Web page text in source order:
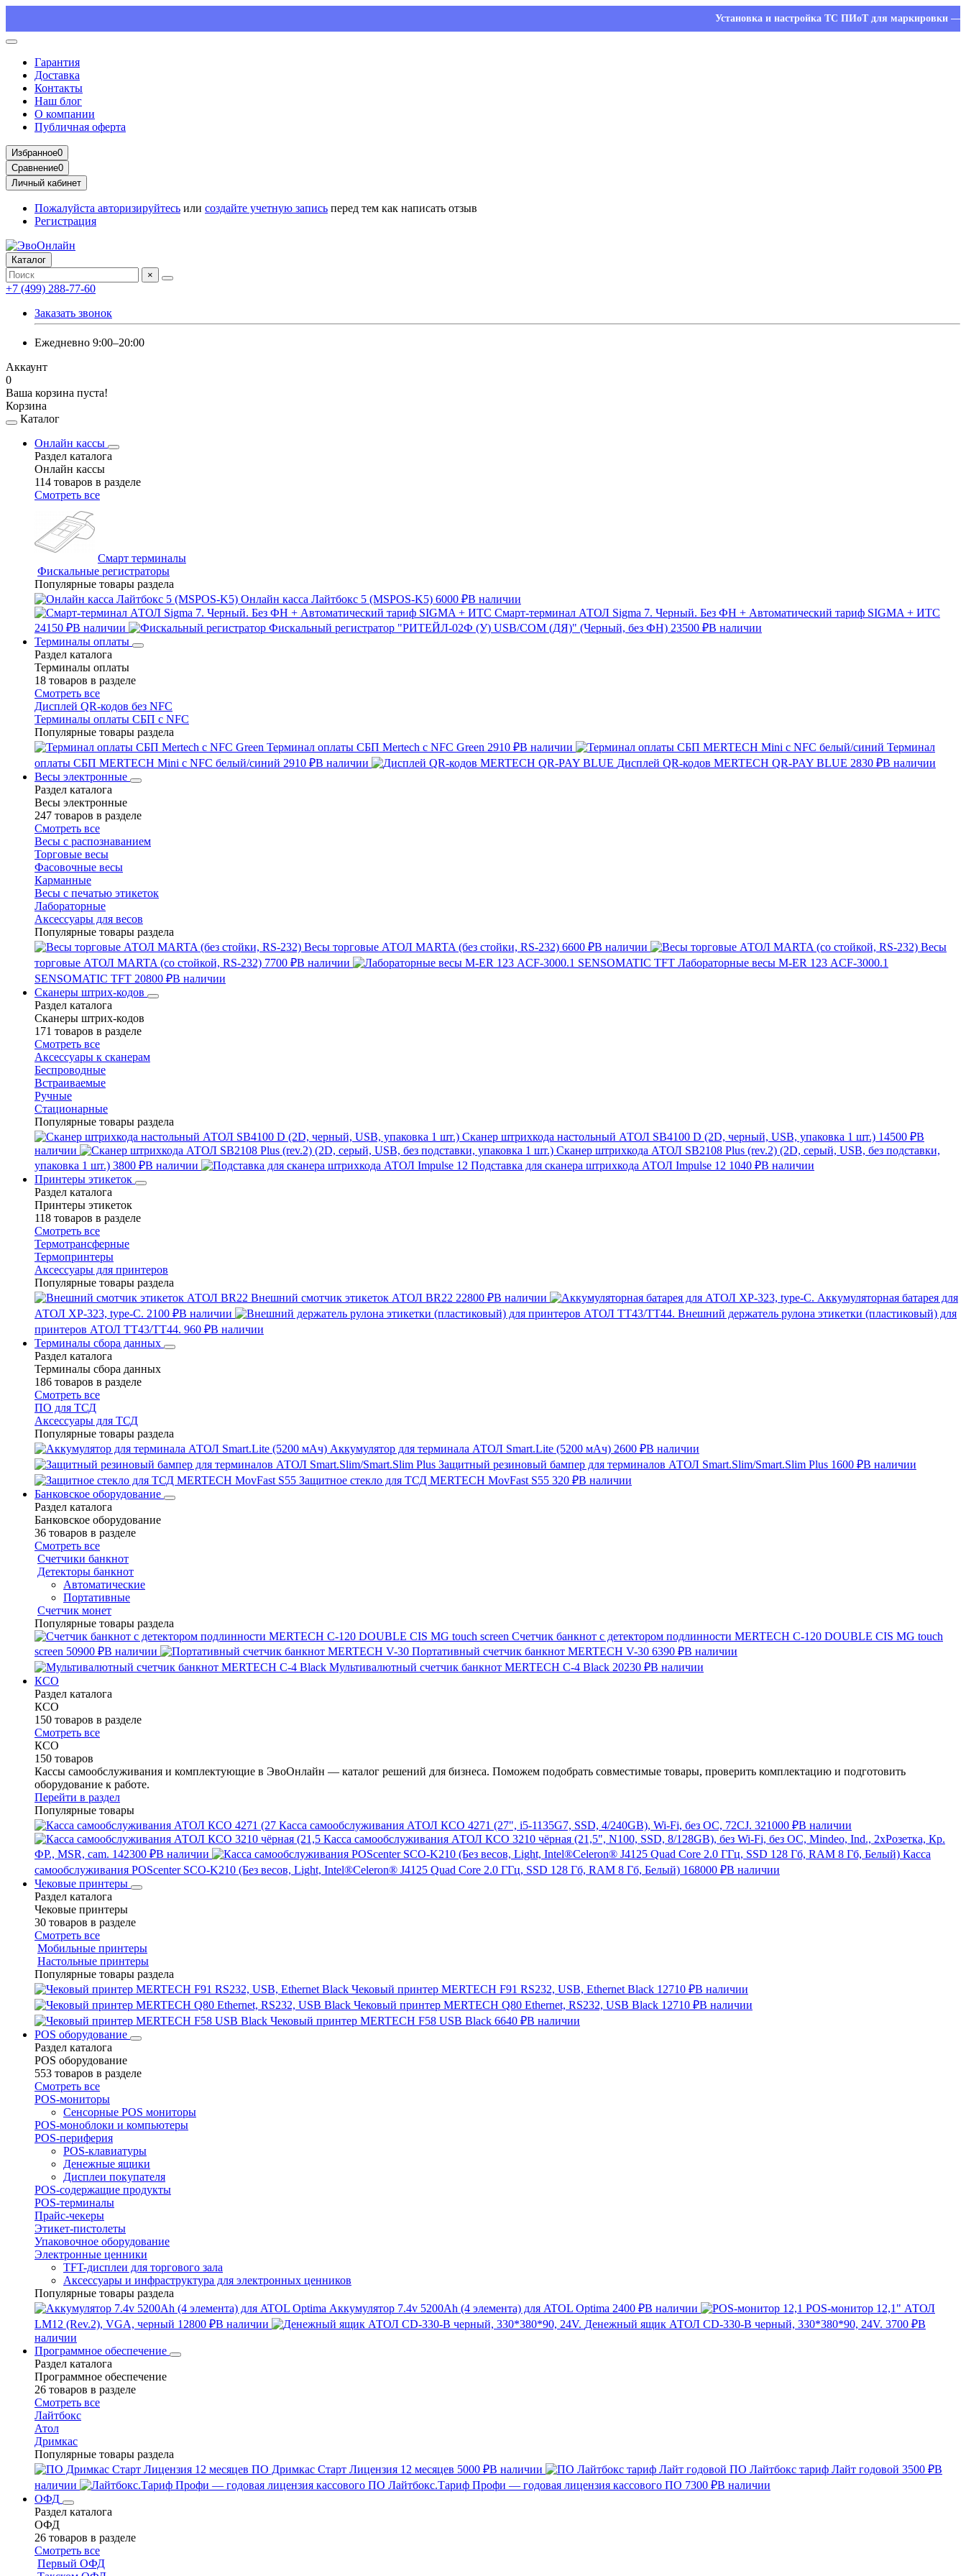
Установка и настройка ТС ПИоТ для маркировки —
Гарантия
Доставка
Контакты
Наш блог
О компании
Публичная оферта
Избранное0
Сравнение0
Личный кабинет
Пожалуйста авторизируйтесь или создайте учетную запись перед тем как написать отзыв
Регистрация
Каталог
×
+7 (499) 288-77-60
Заказать звонок
Ежедневно 9:00–20:00
Аккаунт
0
Ваша корзина пуста!
Корзина
Каталог
Онлайн кассы
Раздел каталога
Онлайн кассы
114 товаров в разделе
Смотреть все
Смарт терминалы
Фискальные регистраторы
Популярные товары раздела
Онлайн касса Лайтбокс 5 (MSPOS-K5) 6000 ₽В наличии
Смарт-терминал АТОЛ Sigma 7. Черный. Без ФН + Автоматический тариф SIGMA + ИТС
24150 ₽В наличии Фискальный регистратор "РИТЕЙЛ-02Ф (У) USB/COM (ДЯ)" (Черный, без ФН) 23500 ₽В наличии
Терминалы оплаты
Раздел каталога
Терминалы оплаты
18 товаров в разделе
Смотреть все
Дисплей QR-кодов без NFC
Терминалы оплаты СБП с NFC
Популярные товары раздела
Терминал оплаты СБП Mertech с NFC Green 2910 ₽В наличии
Терминал
оплаты СБП MERTECH Mini с NFC белый/синий 2910 ₽В наличии Дисплей QR-кодов MERTECH QR-PAY BLUE 2830 ₽В наличии
Весы электронные
Раздел каталога
Весы электронные
247 товаров в разделе
Смотреть все
Весы с распознаванием
Торговые весы
Фасовочные весы
Карманные
Весы с печатью этикеток
Лабораторные
Аксессуары для весов
Популярные товары раздела
Весы торговые АТОЛ MARTA (без стойки, RS-232) 6600 ₽В наличии
Весы
торговые АТОЛ MARTA (со стойкой, RS-232) 7700 ₽В наличии
Лабораторные весы M-ER 123 АCF-3000.1
SENSOMATIC TFT 20800 ₽В наличии
Сканеры штрих-кодов
Раздел каталога
Сканеры штрих-кодов
171 товаров в разделе
Смотреть все
Аксессуары к сканерам
Беспроводные
Встраиваемые
Ручные
Стационарные
Популярные товары раздела
Сканер штрихкода настольный АТОЛ SB4100 D (2D, черный, USB, упаковка 1 шт.) 14500 ₽В
наличии
Сканер штрихкода АТОЛ SB2108 Plus (rev.2) (2D, серый, USB, без подставки,
упаковка 1 шт.) 3800 ₽В наличии Подставка для сканера штрихкода АТОЛ Impulse 12 1040 ₽В наличии
Принтеры этикеток
Раздел каталога
Принтеры этикеток
118 товаров в разделе
Смотреть все
Термотрансферные
Термопринтеры
Аксессуары для принтеров
Популярные товары раздела
Внешний смотчик этикеток АТОЛ BR22 22800 ₽В наличии
Аккумуляторная батарея для
АТОЛ XP-323, type-C. 2100 ₽В наличии
Внешний держатель рулона этикетки (пластиковый) для
принтеров АТОЛ TT43/TT44. 960 ₽В наличии
Терминалы сбора данных
Раздел каталога
Терминалы сбора данных
186 товаров в разделе
Смотреть все
ПО для ТСД
Аксессуары для ТСД
Популярные товары раздела
Аккумулятор для терминала АТОЛ Smart.Lite (5200 мАч) 2600 ₽В наличии
Защитный резиновый бампер для терминалов АТОЛ Smart.Slim/Smart.Slim Plus 1600 ₽В наличии
Защитное стекло для ТСД MERTECH MovFast S55 320 ₽В наличии
Банковское оборудование
Раздел каталога
Банковское оборудование
36 товаров в разделе
Смотреть все
Счетчики банкнот
Детекторы банкнот
Автоматические
Портативные
Счетчик монет
Популярные товары раздела
Счетчик банкнот с детектором подлинности MERTECH C-120 DOUBLE CIS MG touch
screen 50900 ₽В наличии Портативный счетчик банкнот MERTECH V-30 6390 ₽В наличии
Мультивалютный счетчик банкнот MERTECH C-4 Black 20230 ₽В наличии
КСО
Раздел каталога
КСО
150 товаров в разделе
Смотреть все
КСО
150 товаров
Кассы самообслуживания и комплектующие в ЭвоОнлайн — каталог решений для бизнеса. Поможем подобрать совместимые товары, проверить комплектацию и подготовить
оборудование к работе.
Перейти в раздел
Популярные товары
Касса самообслуживания АТОЛ КСО 4271 (27", i5-1135G7, SSD, 4/240GB), Wi-Fi, без ОС, 72CJ. 321000 ₽В наличии
Касса самообслуживания АТОЛ КСО 3210 чёрная (21,5", N100, SSD, 8/128GB), без Wi-Fi, без ОС, Mindeo, Ind., 2хРозетка, Кр.
ФР., MSR, cam. 142300 ₽В наличии
Касса
самообслуживания POScenter SCO-K210 (Без весов, Light, Intel®Celeron® J4125 Quad Core 2.0 ГГц, SSD 128 Гб, RAM 8 Гб, Белый) 168000 ₽В наличии
Чековые принтеры
Раздел каталога
Чековые принтеры
30 товаров в разделе
Смотреть все
Мобильные принтеры
Настольные принтеры
Популярные товары раздела
Чековый принтер MERTECH F91 RS232, USB, Ethernet Black 12710 ₽В наличии
Чековый принтер MERTECH Q80 Ethernet, RS232, USB Black 12710 ₽В наличии
Чековый принтер MERTECH F58 USB Black 6640 ₽В наличии
POS оборудование
Раздел каталога
POS оборудование
553 товаров в разделе
Смотреть все
POS-мониторы
Сенсорные POS мониторы
POS-моноблоки и компьютеры
POS-периферия
POS-клавиатуры
Денежные ящики
Дисплеи покупателя
POS-содержащие продукты
POS-терминалы
Прайс-чекеры
Этикет-пистолеты
Упаковочное оборудование
Электронные ценники
TFT-дисплеи для торгового зала
Аксессуары и инфраструктура для электронных ценников
Популярные товары раздела
Аккумулятор 7.4v 5200Ah (4 элемента) для ATOL Optima 2400 ₽В наличии
POS-монитор 12,1" АТОЛ
LM12 (Rev.2), VGA, черный 12800 ₽В наличии Денежный ящик АТОЛ CD-330-B черный, 330*380*90, 24V. 3700 ₽В
наличии
Программное обеспечение
Раздел каталога
Программное обеспечение
26 товаров в разделе
Смотреть все
Лайтбокс
Атол
Дримкас
Популярные товары раздела
ПО Дримкас Старт Лицензия 12 месяцев 5000 ₽В наличии ПО Лайтбокс тариф Лайт годовой 3500 ₽В
наличии
Лайтбокс.Тариф Профи — годовая лицензия кассового ПО 7300 ₽В наличии
ОФД
Раздел каталога
ОФД
26 товаров в разделе
Смотреть все
Первый ОФД